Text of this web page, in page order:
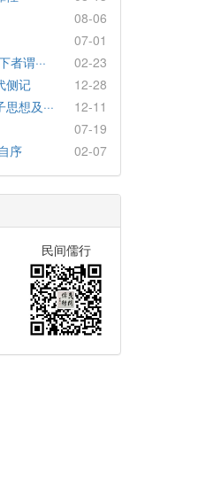
08-06
07-01
谓···
02-23
侧记
12-28
想及···
12-11
07-19
序
02-07
民间儒行